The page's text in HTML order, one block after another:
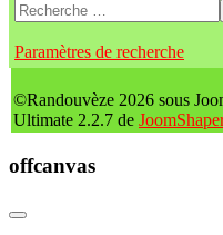
Paramètres de recherche
©Randouvèze 2026 sous
Ultimate 2.2.7 de
offcanvas